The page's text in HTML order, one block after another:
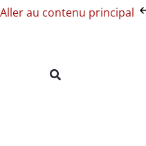
Aller au contenu principal
Aller
Rechercher